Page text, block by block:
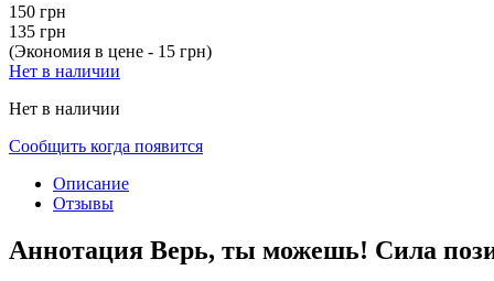
150 грн
135 грн
(Экономия в цене - 15 грн)
Нет в наличии
Нет в наличии
Сообщить когда появится
Описание
Отзывы
Аннотация Верь, ты можешь! Сила